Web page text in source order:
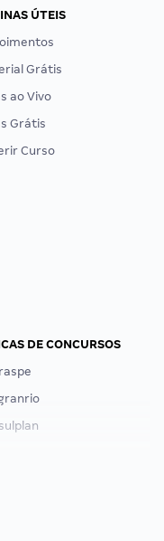
ÚTEIS
Grátis
ao Vivo
Grátis
Curso
DE CONCURSOS